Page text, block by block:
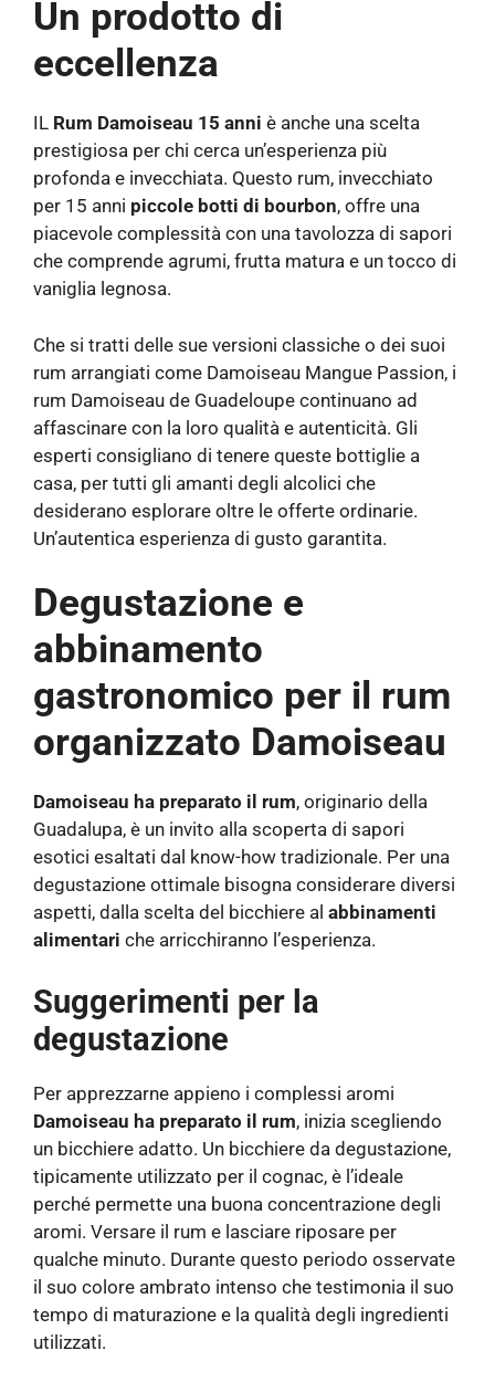
Un prodotto di
eccellenza
IL Rum Damoiseau 15 anni è anche una scelta
prestigiosa per chi cerca un’esperienza più
profonda e invecchiata. Questo rum, invecchiato
per 15 anni piccole botti di bourbon, offre una
piacevole complessità con una tavolozza di sapori
che comprende agrumi, frutta matura e un tocco di
vaniglia legnosa.
Che si tratti delle sue versioni classiche o dei suoi
rum arrangiati come Damoiseau Mangue Passion, i
rum Damoiseau de Guadeloupe continuano ad
affascinare con la loro qualità e autenticità. Gli
esperti consigliano di tenere queste bottiglie a
casa, per tutti gli amanti degli alcolici che
desiderano esplorare oltre le offerte ordinarie.
Un’autentica esperienza di gusto garantita.
Degustazione e
abbinamento
gastronomico per il rum
organizzato Damoiseau
Damoiseau ha preparato il rum, originario della
Guadalupa, è un invito alla scoperta di sapori
esotici esaltati dal know-how tradizionale. Per una
degustazione ottimale bisogna considerare diversi
aspetti, dalla scelta del bicchiere al abbinamenti
alimentari che arricchiranno l’esperienza.
Suggerimenti per la
degustazione
Per apprezzarne appieno i complessi aromi
Damoiseau ha preparato il rum, inizia scegliendo
un bicchiere adatto. Un bicchiere da degustazione,
tipicamente utilizzato per il cognac, è l’ideale
perché permette una buona concentrazione degli
aromi. Versare il rum e lasciare riposare per
qualche minuto. Durante questo periodo osservate
il suo colore ambrato intenso che testimonia il suo
tempo di maturazione e la qualità degli ingredienti
utilizzati.